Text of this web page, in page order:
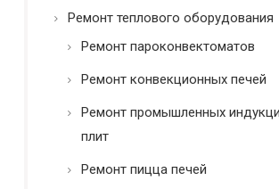
Ремонт теплового оборудования
Ремонт пароконвектоматов
Ремонт конвекционных печей
Ремонт промышленных
плит
Ремонт пицца печей